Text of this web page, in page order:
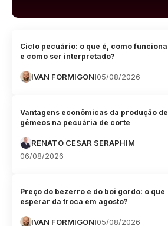
Ciclo pecuário: o que é, como funciona
e como ser interpretado?
IVAN FORMIGONI05/08/2026
Vantagens econômicas da produção de
gêmeos na pecuária de corte
RENATO CESAR SERAPHIM
06/08/2026
Preço do bezerro e do boi gordo: o que
esperar da troca em agosto?
IVAN FORMIGONI05/08/2026